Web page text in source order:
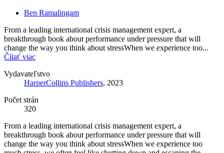
Ben Ramalingam
From a leading international crisis management expert, a
breakthrough book about performance under pressure that will
change the way you think about stressWhen we experience too...
Čítať viac
Vydavateľstvo
HarperCollins Publishers, 2023
Počet strán
320
From a leading international crisis management expert, a
breakthrough book about performance under pressure that will
change the way you think about stressWhen we experience too